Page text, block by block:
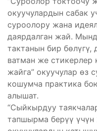
окуучулардын сабак
суроолору жана
даярдалган жай.
тактанын бир
ватман же стикерлер
жайга” окуучулар өз
кошумча практика
алышат.
“Сыйкырдуу
тапшырма берүү